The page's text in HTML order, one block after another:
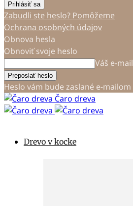
Zabudli ste heslo? Pomôžeme
Ochrana osobných údajov
Obnova hesla
Obnoviť svoje heslo
Váš e-mail
Heslo vám bude zaslané e-mailom
Čaro dreva
Drevo v kocke